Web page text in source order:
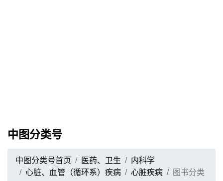
中图分类号
中图分类号首页 医药、卫生
内科学
心脏、血管（循环系）疾病
心脏疾病 图书分类